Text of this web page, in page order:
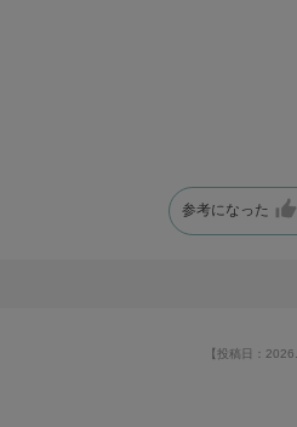
参考になった
【投稿日：